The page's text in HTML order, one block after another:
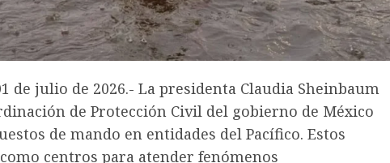
de julio de 2026.- La presidenta Claudia Sheinbaum
de Protección Civil del gobierno de México
de mando en entidades del Pacífico. Estos
centros para atender fenómenos